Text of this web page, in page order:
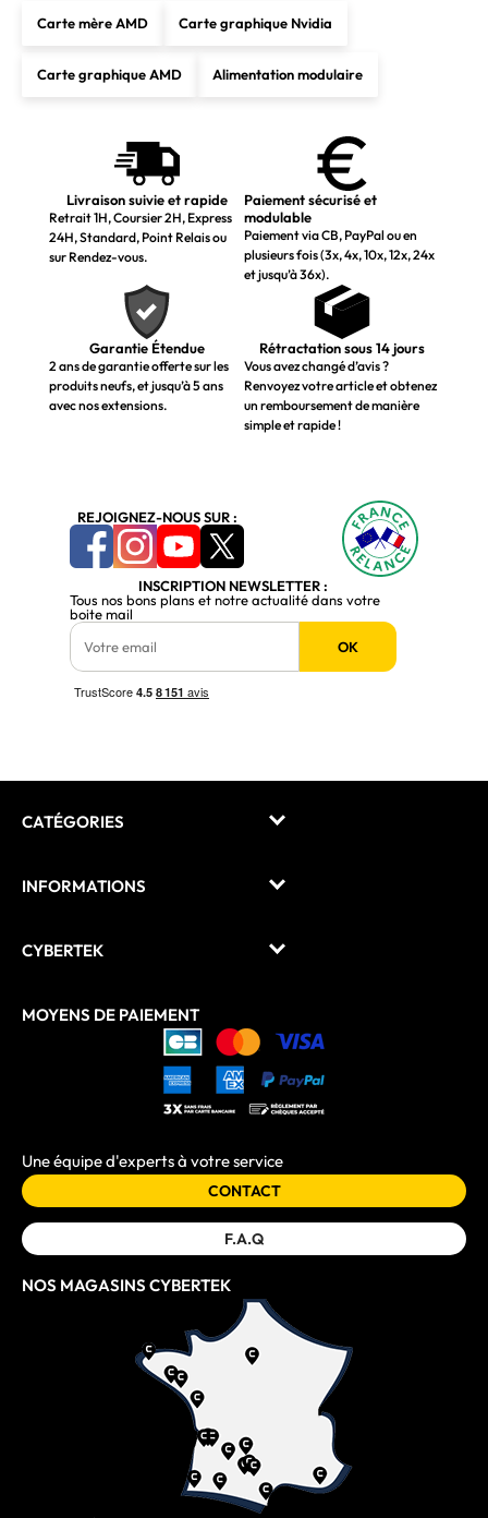
Carte mère AMD Carte graphique Nvidia
Carte graphique AMD Alimentation modulaire
Livraison suivie et rapide
Retrait 1H, Coursier 2H, Express
24H, Standard, Point Relais ou
sur Rendez-vous.
Paiement sécurisé et
modulable
Paiement via CB, PayPal ou en
plusieurs fois (3x, 4x, 10x, 12x, 24x
et jusqu’à 36x).
Garantie Étendue
2 ans de garantie offerte sur les
produits neufs, et jusqu’à 5 ans
avec nos extensions.
Rétractation sous 14 jours
Vous avez changé d’avis ?
Renvoyez votre article et obtenez
un remboursement de manière
simple et rapide !
REJOIGNEZ-NOUS SUR :
INSCRIPTION NEWSLETTER :
Tous nos bons plans et notre actualité dans votre
boite mail
OK
CATÉGORIES
INFORMATIONS
CYBERTEK
MOYENS DE PAIEMENT
Une équipe d'experts à votre service
CONTACT
F.A.Q
NOS MAGASINS CYBERTEK